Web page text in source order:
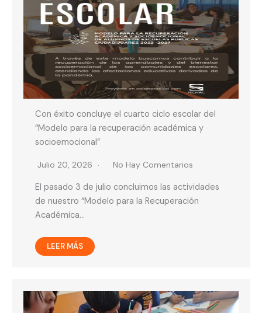
Con éxito concluye el cuarto ciclo escolar del
“Modelo para la recuperación académica y
socioemocional”
Julio 20, 2026 No Hay Comentarios
El pasado 3 de julio concluimos las actividades
de nuestro “Modelo para la Recuperación
Académica…
LEER MÁS